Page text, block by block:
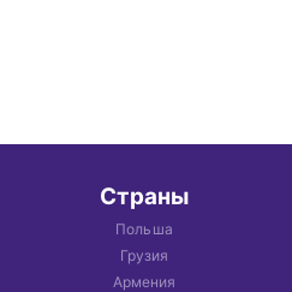
Страны
Польша
Грузия
Армения